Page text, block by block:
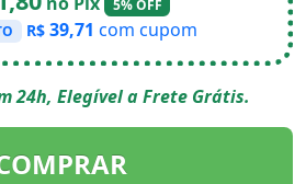
5% OFF
R$ 39,71 com cupom
24h, Elegível a Frete Grátis.